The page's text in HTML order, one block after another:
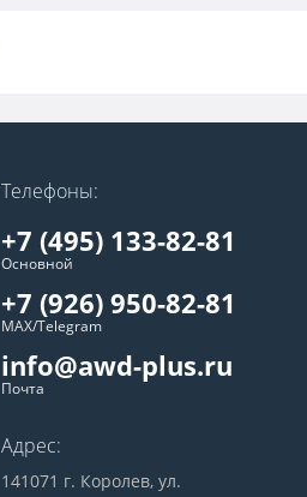
Телефоны:
+7 (495) 133-82-81
Основной
+7 (926) 950-82-81
MAX/Telegram
info@awd-plus.ru
Почта
Адрес:
141071 г. Королев, ул.